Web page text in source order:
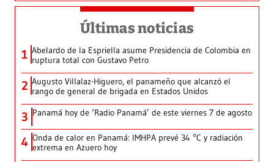
Últimas noticias
1 Abelardo de la Espriella asume Presidencia de Colombia en
ruptura total con Gustavo Petro
2 Augusto Villalaz-Higuero, el panameño que alcanzó el
rango de general de brigada en Estados Unidos
3 Panamá hoy de ‘Radio Panamá’ de este viernes 7 de agosto
4 Onda de calor en Panamá: IMHPA prevé 34 °C y radiación
extrema en Azuero hoy